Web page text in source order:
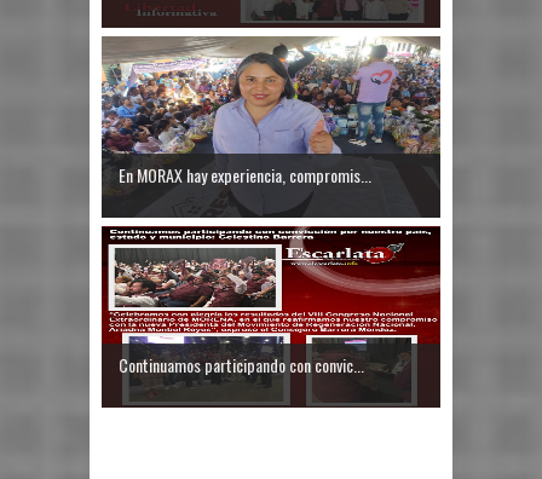
En MORAX hay experiencia, compromis...
Continuamos participando con convic...